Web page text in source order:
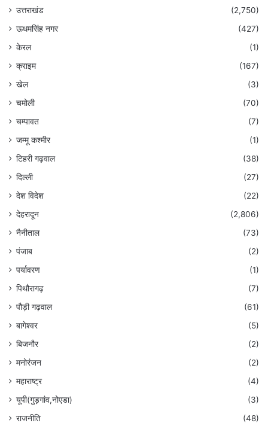
उत्तराखंड
(2,750)
ऊधमसिंह नगर
(427)
केरल
(1)
क्राइम
(167)
खेल
(3)
चमोली
(70)
चम्पावत
(7)
जम्मू कश्मीर
(1)
टिहरी गढ़वाल
(38)
दिल्ली
(27)
देश विदेश
(22)
देहरादून
(2,806)
नैनीताल
(73)
पंजाब
(2)
पर्यावरण
(1)
पिथौरागढ़
(7)
पौड़ी गढ़वाल
(61)
बागेश्वर
(5)
बिजनौर
(2)
मनोरंजन
(2)
महाराष्ट्र
(4)
यूपी(गुड़गांव,नोएडा)
(3)
राजनीति
(48)